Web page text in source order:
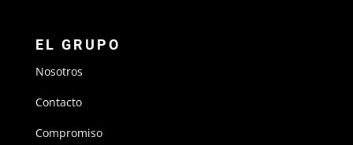
EL GRUPO
Nosotros
Contacto
Compromiso